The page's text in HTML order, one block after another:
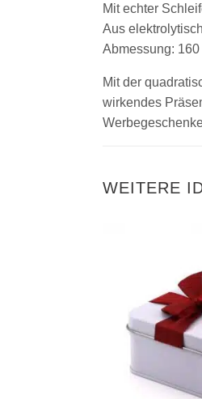
Mit echter
Aus
Abmessung:
Mit der
wirkendes
WEITERE